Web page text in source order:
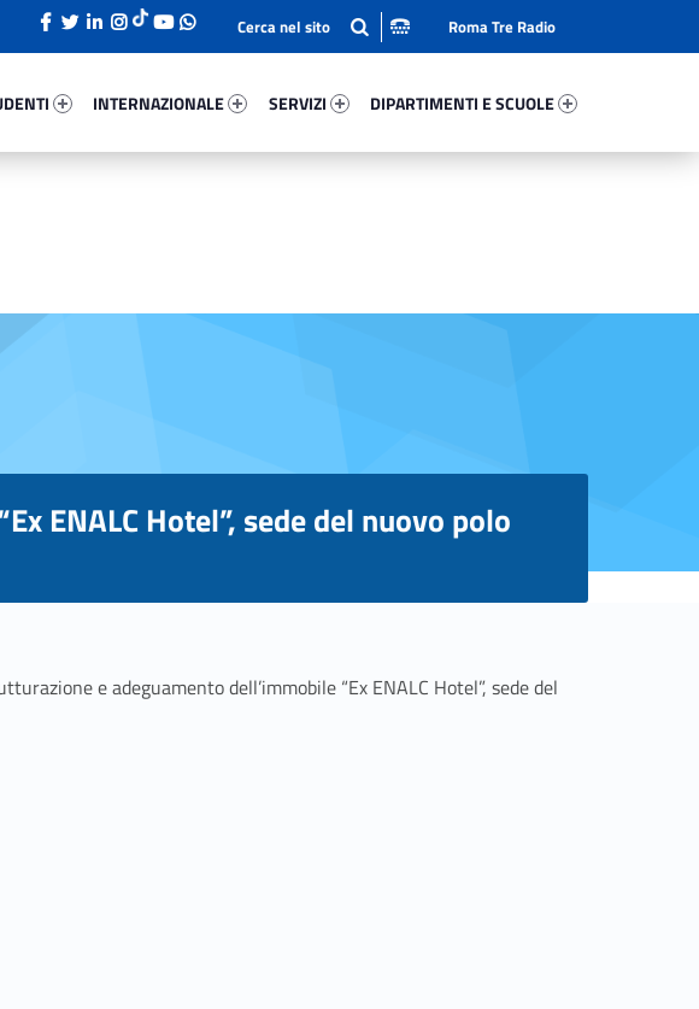
INTERNAZIONALE
SERVIZI
DIPARTIMENTI E SCUOLE
Roma Tre Radio
ENALC Hotel”, sede del nuovo polo
e adeguamento dell’immobile “Ex ENALC Hotel”, sede del